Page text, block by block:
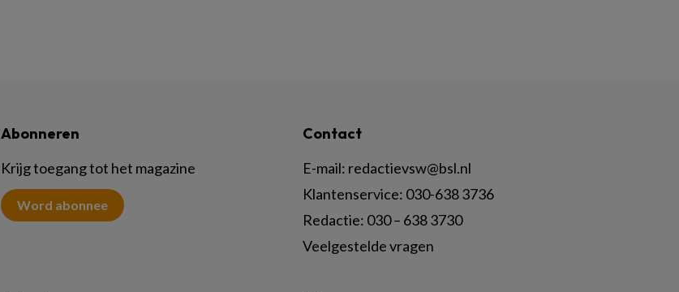
Abonneren
Krijg toegang tot het magazine
Word abonnee
Contact
E-mail: redactievsw@bsl.nl
Klantenservice: 030-638 3736
Redactie: 030 – 638 3730
Veelgestelde vragen